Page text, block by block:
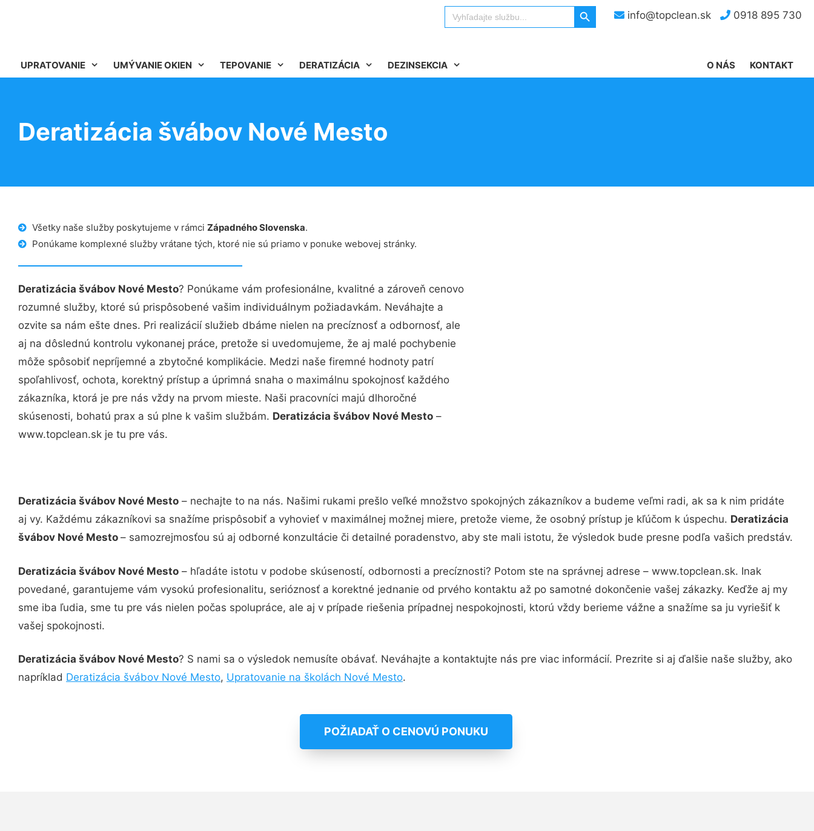
info@topclean.sk 0918 895 730
Search
for:
Search Button
UPRATOVANIE UMÝVANIE OKIEN TEPOVANIE DERATIZÁCIA DEZINSEKCIA KONTAKT
O NÁS
Deratizácia švábov Nové Mesto
Všetky naše služby poskytujeme v rámci Západného Slovenska.
Ponúkame komplexné služby vrátane tých, ktoré nie sú priamo v ponuke webovej stránky.
Deratizácia švábov Nové Mesto? Ponúkame vám profesionálne, kvalitné a zároveň cenovo
rozumné služby, ktoré sú prispôsobené vašim individuálnym požiadavkám. Neváhajte a
ozvite sa nám ešte dnes. Pri realizácií služieb dbáme nielen na precíznosť a odbornosť, ale
aj na dôslednú kontrolu vykonanej práce, pretože si uvedomujeme, že aj malé pochybenie
môže spôsobiť nepríjemné a zbytočné komplikácie. Medzi naše firemné hodnoty patrí
spoľahlivosť, ochota, korektný prístup a úprimná snaha o maximálnu spokojnosť každého
zákazníka, ktorá je pre nás vždy na prvom mieste. Naši pracovníci majú dlhoročné
skúsenosti, bohatú prax a sú plne k vašim službám. Deratizácia švábov Nové Mesto –
www.topclean.sk je tu pre vás.
Deratizácia švábov Nové Mesto – nechajte to na nás. Našimi rukami prešlo veľké množstvo spokojných zákazníkov a budeme veľmi radi, ak sa k nim pridáte
aj vy. Každému zákazníkovi sa snažíme prispôsobiť a vyhovieť v maximálnej možnej miere, pretože vieme, že osobný prístup je kľúčom k úspechu. Deratizácia
švábov Nové Mesto – samozrejmosťou sú aj odborné konzultácie či detailné poradenstvo, aby ste mali istotu, že výsledok bude presne podľa vašich predstáv.
Deratizácia švábov Nové Mesto – hľadáte istotu v podobe skúseností, odbornosti a precíznosti? Potom ste na správnej adrese – www.topclean.sk. Inak
povedané, garantujeme vám vysokú profesionalitu, serióznosť a korektné jednanie od prvého kontaktu až po samotné dokončenie vašej zákazky. Keďže aj my
sme iba ľudia, sme tu pre vás nielen počas spolupráce, ale aj v prípade riešenia prípadnej nespokojnosti, ktorú vždy berieme vážne a snažíme sa ju vyriešiť k
vašej spokojnosti.
Deratizácia švábov Nové Mesto? S nami sa o výsledok nemusíte obávať. Neváhajte a kontaktujte nás pre viac informácií. Prezrite si aj ďalšie naše služby, ako
napríklad Deratizácia švábov Nové Mesto, Upratovanie na školách Nové Mesto.
POŽIADAŤ O CENOVÚ PONUKU